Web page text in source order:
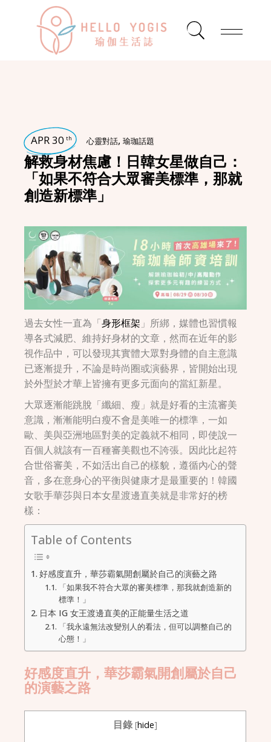
APR 30 th 心靈對話,瑜珈話題
解救身材焦慮！日韓女星做自己：
「如果不符合大眾審美標準，那就
創造新標準」
過去女性一直為「身形框架 」所綁，媒體也習慣報
導各式減肥、維持好身材的文章，然而在近年的影
視作品中，可以發現其實體大眾對身體的自主意識
已逐漸提升，不論是時尚圈或演藝界，皆開始出現
於外型於才華上皆擁有更多元面向的當紅新星。
大眾逐漸能跳脫「纖細、瘦」就是好看的主流審美
意識，漸漸能明白瘦不會是美唯一的標準，一如
歐、美與亞洲地區對美的定義就不相同，即使說一
百個人就該有一百種審美觀也不誇張。因此比起符
合世俗審美，不如活出自己的樣貌，遵循內心的聲
音，多在意身心的平衡與健康才是最重要的！韓國
女歌手華莎與日本女星渡邊直美就是非常好的榜
樣：
Table of Contents
好感度直升，華莎霸氣開創屬於自己的演藝之路
「如果我不符合大眾的審美標準，那我就創造新的
標準！」
日本 IG 女王渡邊直美的正能量生活之道
「我永遠無法改變別人的看法，但可以調整自己的
心態！」
好感度直升，華莎霸氣開創屬於自己
的演藝之路
目錄 [hide]